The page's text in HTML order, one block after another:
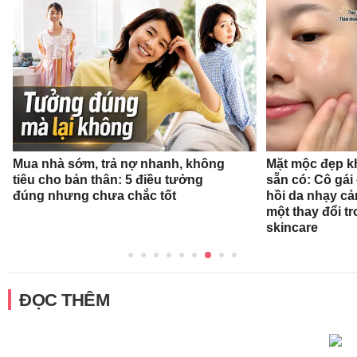
Mua nhà sớm, trả nợ nhanh, không
tiêu cho bản thân: 5 điều tưởng
đúng nhưng chưa chắc tốt
Mặt mộc đẹp
sẵn có: Cô
hồi da nhạy
một thay đổi
skincare
ĐỌC THÊM